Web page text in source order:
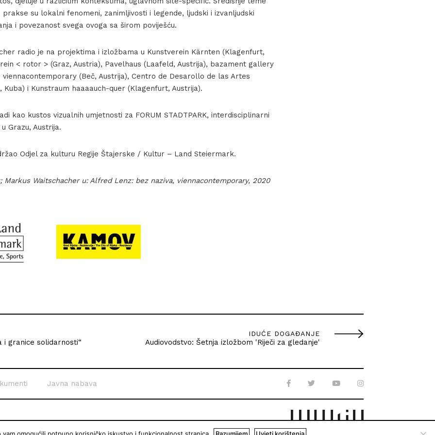
prakse su lokalni fenomeni, zanimljivosti i legende, ljudski i izvanljudski
i povezanost svega ovoga sa širom poviješću.
radio je na projektima i izložbama u Kunstverein Kärnten (Klagenfurt,
< rotor > (Graz, Austria), Pavelhaus (Laafeld, Austrija), bazament gallery
viennacontemporary (Beč, Austrija), Centro de Desarollo de las Artes
Kuba) i Kunstraum haaaauch-quer (Klagenfurt, Austrija).
kao kustos vizualnih umjetnosti za FORUM STADTPARK, interdisciplinarni
Grazu, Austrija.
Odjel za kulturu Regije Štajerske / Kultur – Land Steiermark.
Markus Waitschacher u: Alfred Lenz: bez naziva, viennacontemporary, 2020
i granice solidarnosti“
IDUĆE DOGAĐANJE
Audiovodstvo: Šetnja izložbom 'Riječi za gledanje'
Javna nabava